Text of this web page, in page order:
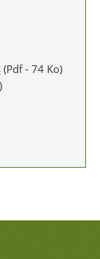
(Pdf - 74 Ko)